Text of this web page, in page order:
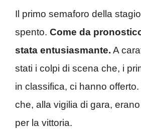
Il primo semaforo della
spento. Come da
stata entusiasmante. A
stati i colpi di scena che, i
in classifica, ci hanno
che, alla vigilia di gara,
per la vittoria.